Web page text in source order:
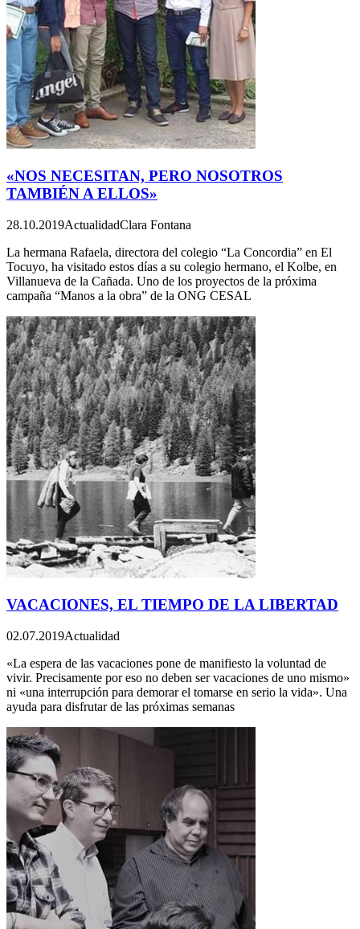
«NOS NECESITAN, PERO NOSOTROS
TAMBIÉN A ELLOS»
28.10.2019ActualidadClara Fontana
La hermana Rafaela, directora del colegio “La Concordia” en El
Tocuyo, ha visitado estos días a su colegio hermano, el Kolbe, en
Villanueva de la Cañada. Uno de los proyectos de la próxima
campaña “Manos a la obra” de la ONG CESAL
VACACIONES, EL TIEMPO DE LA LIBERTAD
02.07.2019Actualidad
«La espera de las vacaciones pone de manifiesto la voluntad de
vivir. Precisamente por eso no deben ser vacaciones de uno mismo»
ni «una interrupción para demorar el tomarse en serio la vida». Una
ayuda para disfrutar de las próximas semanas